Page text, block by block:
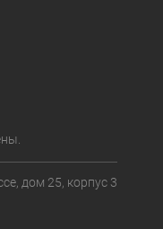
дом 25, корпус 3